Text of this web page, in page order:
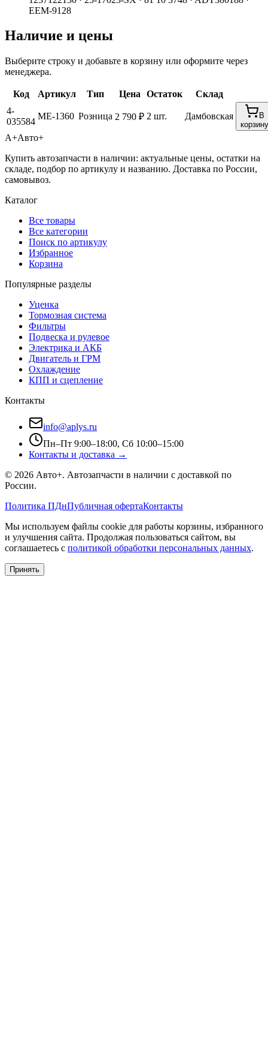
EEM-9128
Наличие и цены
Выберите строку и добавьте в корзину или оформите через
менеджера.
Код Артикул Тип Цена Остаток
Склад
4-
035584
ME-1360 Розница 2 790 ₽ 2 шт. Дамбовская
В
корзину
А+Авто+
Купить автозапчасти в наличии: актуальные цены, остатки на
складе, подбор по артикулу и названию. Доставка по России,
самовывоз.
Каталог
Все товары
Все категории
Поиск по артикулу
Избранное
Корзина
Популярные разделы
Уценка
Тормозная система
Фильтры
Подвеска и рулевое
Электрика и АКБ
Двигатель и ГРМ
Охлаждение
КПП и сцепление
Контакты
info@aplys.ru
Пн–Пт 9:00–18:00, Сб 10:00–15:00
Контакты и доставка →
© 2026 Авто+. Автозапчасти в наличии с доставкой по
России.
Политика ПДнПубличная офертаКонтакты
Мы используем файлы cookie для работы корзины, избранного
и улучшения сайта. Продолжая пользоваться сайтом, вы
соглашаетесь с политикой обработки персональных данных.
Принять